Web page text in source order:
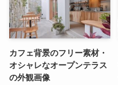
カフェ背景のフリー素材・
オシャレなオープンテラス
の外観画像